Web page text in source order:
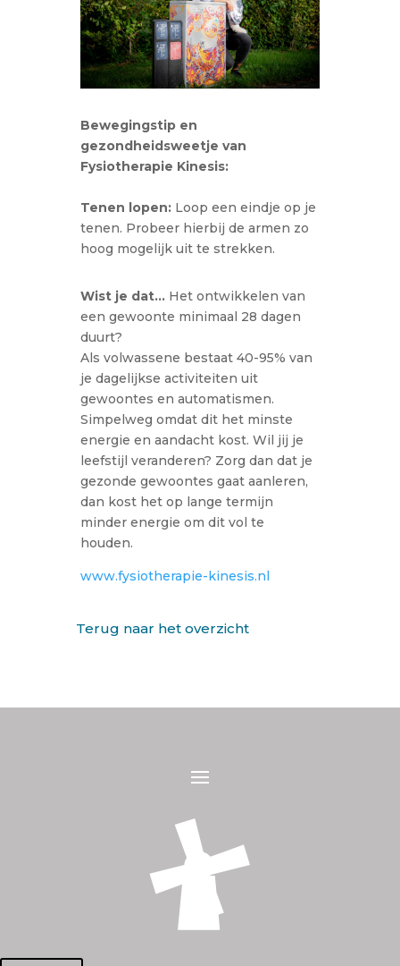
Bewegingstip en
gezondheidsweetje van
Fysiotherapie Kinesis:
Tenen lopen:Loop een eindje op je
tenen. Probeer hierbij de armen zo
hoog mogelijk uit te strekken.
Wist je dat…Het ontwikkelen van
een gewoonte minimaal 28 dagen
duurt?
Als volwassene bestaat 40-95% van
je dagelijkse activiteiten uit
gewoontes en automatismen.
Simpelweg omdat dit het minste
energie en aandacht kost. Wil jij je
leefstijl veranderen? Zorg dan dat je
gezonde gewoontes gaat aanleren,
dan kost het op lange termijn
minder energie om dit vol te
houden.
www.fysiotherapie-kinesis.nl
Terug naar het overzicht